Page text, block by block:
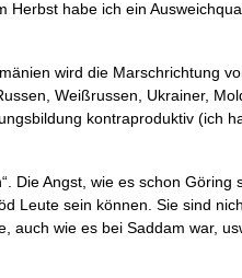
habe ich ein
wird die Marschrichtung
Weißrussen, Ukrainer,
kontraproduktiv (ich
Die Angst, wie es schon Göring
Leute sein können. Sie sind
auch wie es bei Saddam war,